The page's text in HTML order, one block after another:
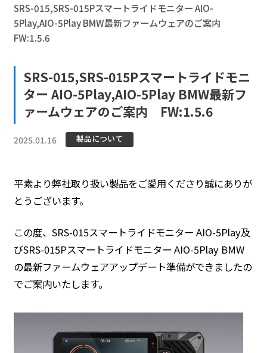
SRS-015,SRS-015Pスマートライドモニター AIO-
5Play,AIO-5Play BMW最新ファームウェアのご案内
FW:1.5.6
SRS-015,SRS-015Pスマートライドモニ
ター AIO-5Play,AIO-5Play BMW最新フ
ァームウェアのご案内 FW:1.5.6
2025.01.16 製品について
平素より弊社取り扱い製品をご愛用くださり誠にありが
とうございます。
この度、SRS-015スマートライドモニター AIO-5Play及
びSRS-015Pスマートライドモニター AIO-5Play BMW
の最新ファームウェアアップデート準備ができましたの
でご案内いたします。